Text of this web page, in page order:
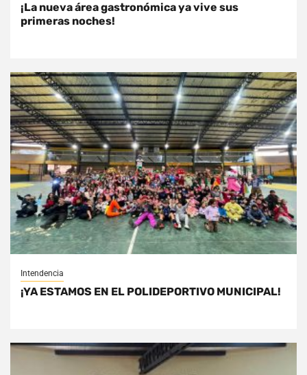
¡La nueva área gastronómica ya vive sus
primeras noches!
Intendencia
¡YA ESTAMOS EN EL POLIDEPORTIVO MUNICIPAL!